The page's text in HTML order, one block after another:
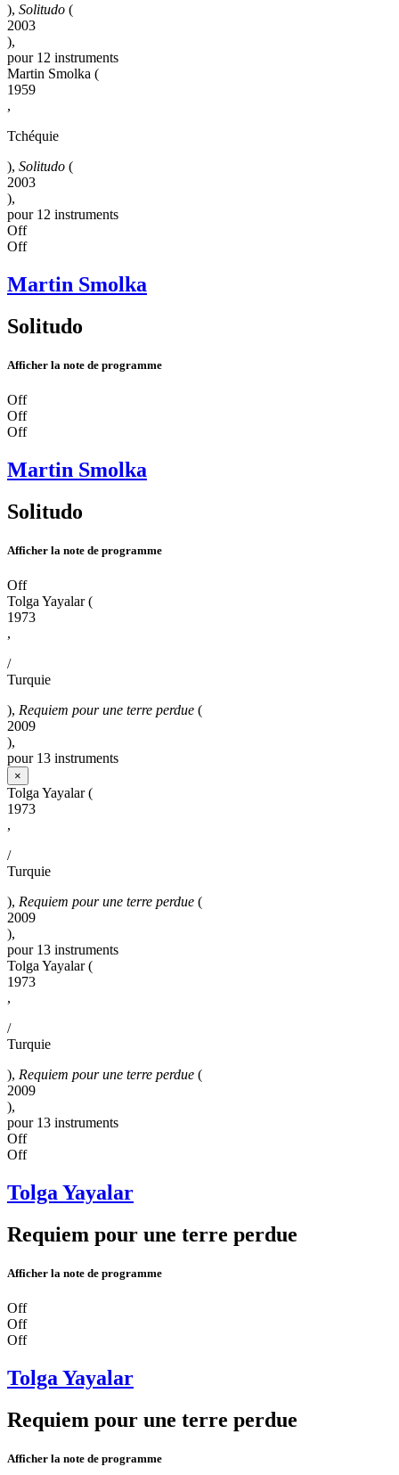
), Solitudo (
2003
),
pour 12 instruments
Martin Smolka (
1959
,
Tchéquie
), Solitudo (
2003
),
pour 12 instruments
Off
Off
Martin Smolka
Solitudo
Afficher la note de programme
Off
Off
Off
Martin Smolka
Solitudo
Afficher la note de programme
Off
Tolga Yayalar (
1973
,
/
Turquie
), Requiem pour une terre perdue (
2009
),
pour 13 instruments
×
Tolga Yayalar (
1973
,
/
Turquie
), Requiem pour une terre perdue (
2009
),
pour 13 instruments
Tolga Yayalar (
1973
,
/
Turquie
), Requiem pour une terre perdue (
2009
),
pour 13 instruments
Off
Off
Tolga Yayalar
Requiem pour une terre perdue
Afficher la note de programme
Off
Off
Off
Tolga Yayalar
Requiem pour une terre perdue
Afficher la note de programme